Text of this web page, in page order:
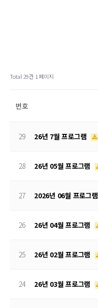
Total 29건 1 페이지
번호
29 26년 7월 프로그램
28 26년 05월 프로그램
27 2026년 06월 프로그램
26 26년 04월 프로그램
25 26년 02월 프로그램
24 26년 03월 프로그램